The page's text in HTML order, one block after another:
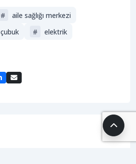
#
aile sağlığı merkezi
çubuk # elektrik